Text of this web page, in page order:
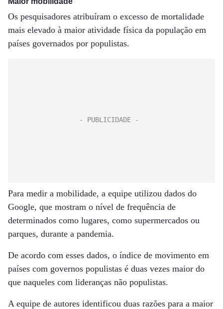
Os pesquisadores atribuíram o excesso de mortalidade
mais elevado à maior atividade física da população em
países governados por populistas.
Para medir a mobilidade, a equipe utilizou dados do
Google, que mostram o nível de frequência de
determinados como lugares, como supermercados ou
parques, durante a pandemia.
De acordo com esses dados, o índice de movimento em
países com governos populistas é duas vezes maior do
que naqueles com lideranças não populistas.
A equipe de autores identificou duas razões para a maior